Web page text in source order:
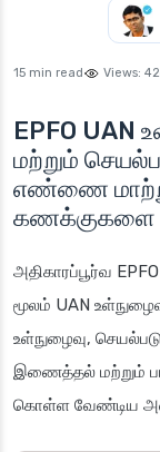
15 min read Views:
EPFO UAN
மற்றும்
எண்ணை
கணக்குகளை
அதிகாரப்பூர்வ
மூலம் UAN
உள்நுழைவு,
இணைத்தல் மற்றும்
கொள்ள வேண்டிய